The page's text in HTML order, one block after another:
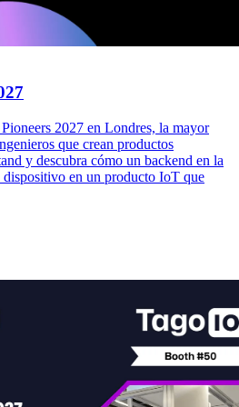
2027 en Londres, la mayor
que crean productos
y descubra cómo un backend en la
en un producto IoT que